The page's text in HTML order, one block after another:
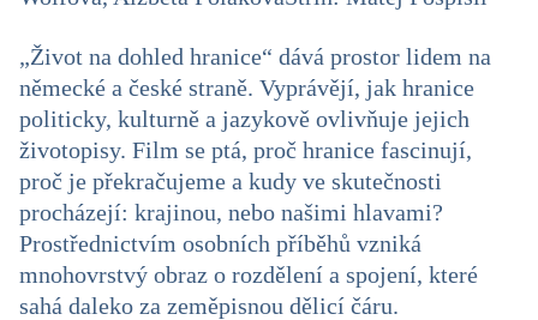
„Život na dohled hranice“ dává prostor lidem na
německé a české straně. Vyprávějí, jak hranice
politicky, kulturně a jazykově ovlivňuje jejich
životopisy. Film se ptá, proč hranice fascinují,
proč je překračujeme a kudy ve skutečnosti
procházejí: krajinou, nebo našimi hlavami?
Prostřednictvím osobních příběhů vzniká
mnohovrstvý obraz o rozdělení a spojení, které
sahá daleko za zeměpisnou dělicí čáru.